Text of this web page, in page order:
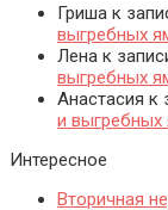
Гриша к
выгребных
Лена к
выгребных
Анастасия к
и выгребных
Интересное
Вторичная